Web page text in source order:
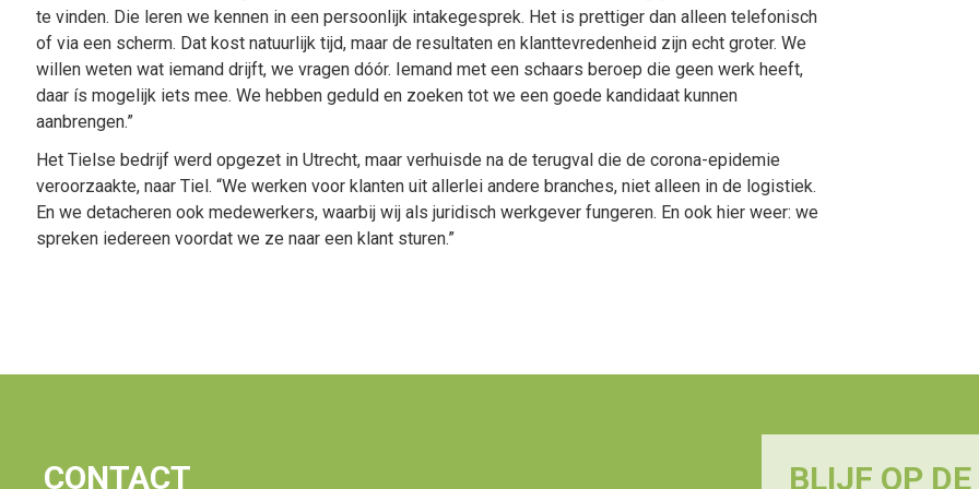
te vinden. Die leren we kennen in een persoonlijk intakegesprek. Het is prettiger dan alleen telefonisch
of via een scherm. Dat kost natuurlijk tijd, maar de resultaten en klanttevredenheid zijn echt groter. We
willen weten wat iemand drijft, we vragen dóór. Iemand met een schaars beroep die geen werk heeft,
daar ís mogelijk iets mee. We hebben geduld en zoeken tot we een goede kandidaat kunnen
aanbrengen.”
Het Tielse bedrijf werd opgezet in Utrecht, maar verhuisde na de terugval die de corona-epidemie
veroorzaakte, naar Tiel. “We werken voor klanten uit allerlei andere branches, niet alleen in de logistiek.
En we detacheren ook medewerkers, waarbij wij als juridisch werkgever fungeren. En ook hier weer: we
spreken iedereen voordat we ze naar een klant sturen.”
CONTACT BLIJF OP